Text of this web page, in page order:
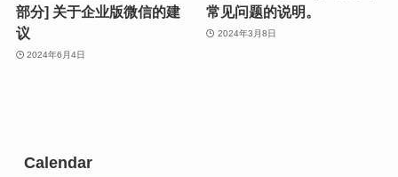
部分] 关于企业版微信的建
议
2024年6月4日
常见问题的说明。
2024年3月8日
Calendar